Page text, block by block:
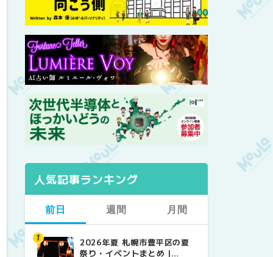
人気記事ランキング
前日
2026年夏 札幌市豊平区の夏
祭り・イベントまとめ |
週間
【2026年最新】札幌のおすす
めビアガーデン｜オープン日
月間
【2026年最新】札幌のおすす
めビアガーデン｜オープン日